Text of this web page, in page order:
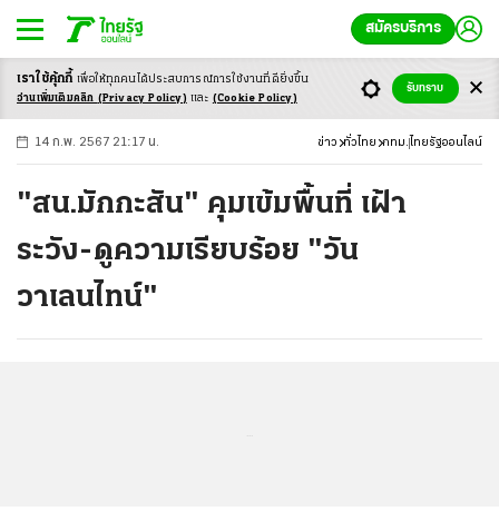
สมัครบริการ
-ก ก ก+
14 ก.พ. 2567 21:17 น. ข่าว ทั่วไทย กทม. ไทยรัฐออนไลน์
"สน.มักกะสัน" คุมเข้มพื้นที่ เฝ้า
ระวัง-ดูความเรียบร้อย "วัน
วาเลนไทน์"
เราใช้คุ้กกี้ เพื่อให้ทุกคนได้ประสบการณ์การใช้งานที่ดียิ่งขึ้น
อ่านเพิ่มเติมคลิก (Privacy Policy) และ (Cookie Policy)
รับทราบ